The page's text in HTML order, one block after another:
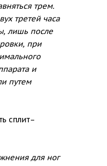
трем.
третей часа
лишь после
при
и
путем
сплит–
для ног